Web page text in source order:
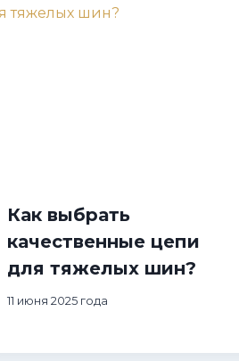
Как выбрать
качественные цепи
для тяжелых шин?
11 июня 2025 года